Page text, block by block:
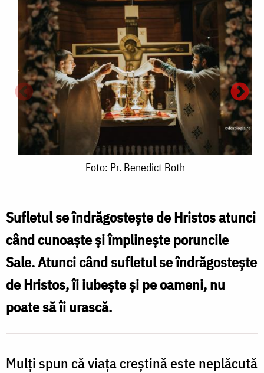
Both
Foto: Pr. Benedict Both
Sufletul se îndrăgostește de Hristos atunci
când cunoaște și împlinește poruncile
Sale. Atunci când sufletul se îndrăgostește
de Hristos, îi iubește și pe oameni, nu
poate să îi urască.
Mulți spun că viața creștină este neplăcută